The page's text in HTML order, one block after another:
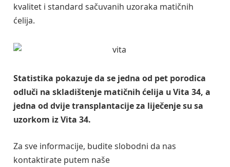
kvalitet i standard sačuvanih uzoraka matičnih
ćelija.
Statistika pokazuje da se jedna od pet porodica
odluči na skladištenje matičnih ćelija u Vita 34, a
jedna od dvije transplantacije za liječenje su sa
uzorkom iz Vita 34.
Za sve informacije, budite slobodni da nas
kontaktirate putem naše